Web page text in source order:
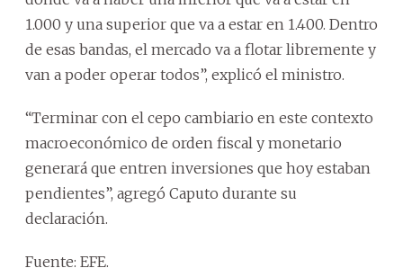
1.000 y una superior que va a estar en 1.400. Dentro
de esas bandas, el mercado va a flotar libremente y
van a poder operar todos”, explicó el ministro.
“Terminar con el cepo cambiario en este contexto
macroeconómico de orden fiscal y monetario
generará que entren inversiones que hoy estaban
pendientes”, agregó Caputo durante su
declaración.
Fuente: EFE.